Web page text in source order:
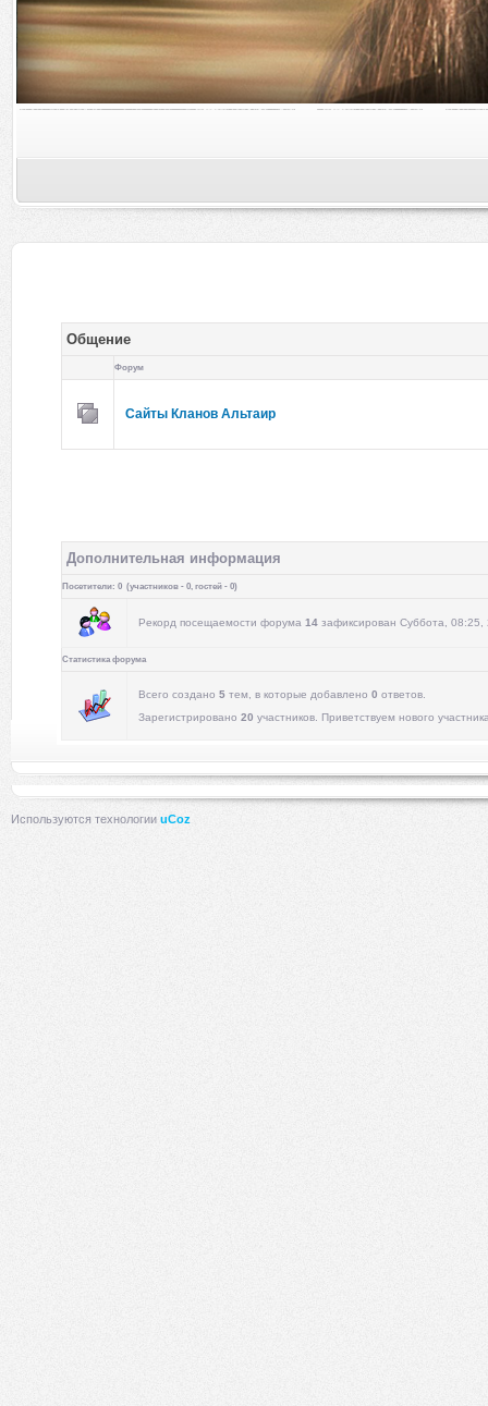
Общение
Форум
Сайты Кланов Альтаир
Дополнительная информация
Посетители: 0 (участников - 0, гостей - 0)
Рекорд посещаемости форума 14 зафиксирован Суббота, 08:25,
Статистика форума
Всего создано 5 тем, в которые добавлено 0 ответов.
Зарегистрировано 20 участников. Приветствуем нового
Используются технологии uCoz